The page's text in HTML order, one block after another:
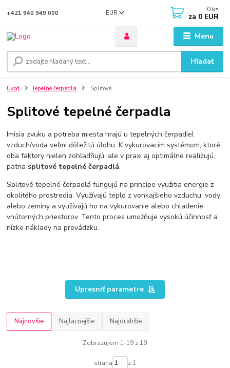
Menu
EUR
Hľadať
+421 940 949 000 0 ks
za 0 EUR
Úvod Tepelné čerpadlá Splitové
Splitové tepelné čerpadla
Imisia zvuku a potreba miesta hrajú u tepelných čerpadiel
vzduch/voda veľmi dôležitú úlohu. K vykurovacím systémom, ktoré
oba faktory nielen zohľadňujú, ale v praxi aj optimálne realizujú,
patria splitové tepelné čerpadlá.
Splitové tepelné čerpadlá fungujú na princípe využitia energie z
okolitého prostredia. Využívajú teplo z vonkajšieho vzduchu, vody
alebo zeminy a využívajú ho na vykurovanie alebo chladenie
vnútorných priestorov. Tento proces umožňuje vysokú účinnosť a
nízke náklady na prevádzku.
Upresniť parametre
Najnovšie Najlacnejšie Najdrahšie
Zobrazujem 1-19 z 19
strana z 1